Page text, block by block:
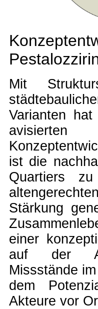
Mit
Varianten
ist die
Quartiers
Stärkung
einer
auf der
Missstände
dem
Akteure vor